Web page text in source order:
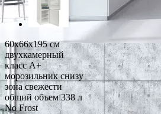
60x66x195 см
двухкамерный
класс A+
морозильник снизу
зона свежести
общий объем 338 л
No Frost